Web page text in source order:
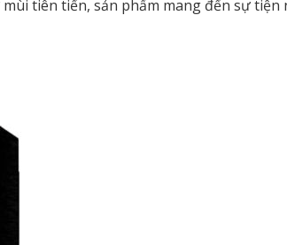
tiên tiến, sản phẩm mang đến sự tiện